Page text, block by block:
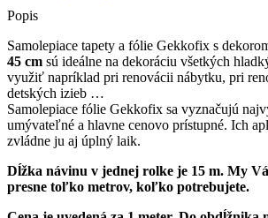
Popis
Samolepiace tapety a fólie Gekkofix s
45 cm sú ideálne na dekoráciu všetkých
využiť napríklad pri renovácii nábytku, pri
detských izieb …
Samolepiace fólie Gekkofix sa vyznačujú
umývateľné a hlavne cenovo prístupné. Ich
zvládne ju aj úplný laik.
Dĺžka návinu v jednej rolke je 15 m. My
presne toľko metrov, koľko potrebujete.